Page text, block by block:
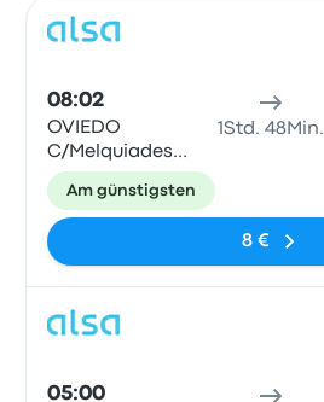
08:02
OVIEDO
C/Melquiades
Cabal
1Std. 48Min.
Am günstigsten
8 €
05:00